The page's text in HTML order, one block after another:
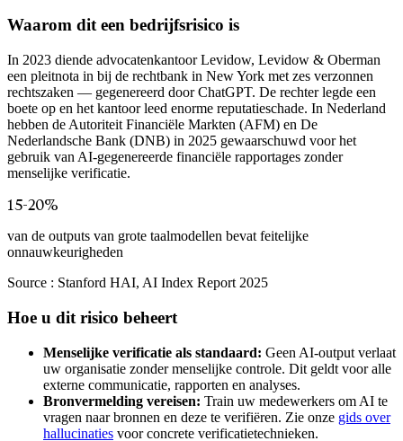
Waarom dit een bedrijfsrisico is
In 2023 diende advocatenkantoor Levidow, Levidow & Oberman
een pleitnota in bij de rechtbank in New York met zes verzonnen
rechtszaken — gegenereerd door ChatGPT. De rechter legde een
boete op en het kantoor leed enorme reputatieschade. In Nederland
hebben de Autoriteit Financiële Markten (AFM) en De
Nederlandsche Bank (DNB) in 2025 gewaarschuwd voor het
gebruik van AI-gegenereerde financiële rapportages zonder
menselijke verificatie.
15-20%
van de outputs van grote taalmodellen bevat feitelijke
onnauwkeurigheden
Source : Stanford HAI, AI Index Report 2025
Hoe u dit risico beheert
Menselijke verificatie als standaard: Geen AI-output verlaat
uw organisatie zonder menselijke controle. Dit geldt voor alle
externe communicatie, rapporten en analyses.
Bronvermelding vereisen: Train uw medewerkers om AI te
vragen naar bronnen en deze te verifiëren. Zie onze gids over
hallucinaties voor concrete verificatietechnieken.